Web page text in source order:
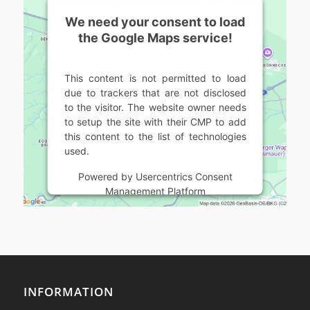
We need your consent to load
the Google Maps service!
This content is not permitted to load
due to trackers that are not disclosed
to the visitor. The website owner needs
to setup the site with their CMP to add
this content to the list of technologies
used.
Powered by Usercentrics Consent
Management Platform
INFORMATION